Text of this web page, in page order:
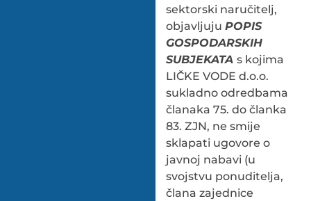
sektorski naručitelj,
objavljuju POPIS
GOSPODARSKIH
SUBJEKATA s kojima
LIČKE VODE d.o.o.
sukladno odredbama
članaka 75. do članka
83. ZJN, ne smije
sklapati ugovore o
javnoj nabavi (u
svojstvu ponuditelja,
člana zajednice